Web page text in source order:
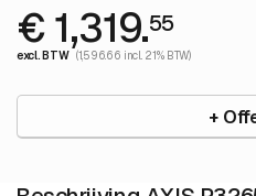
€ 1,319.55
excl. BTW (1,596.66 incl. 21% BTW)
+